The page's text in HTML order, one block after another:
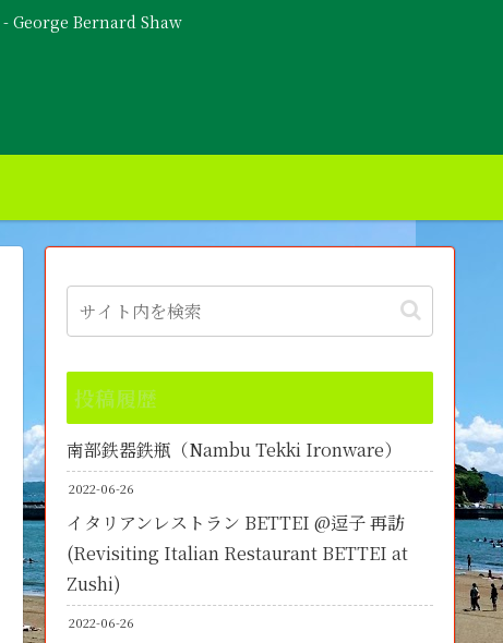
George Bernard Shaw
投稿履歴
南部鉄器鉄瓶（Nambu Tekki Ironware）
2022-06-26
イタリアンレストラン BETTEI @逗子 再訪
(Revisiting Italian Restaurant BETTEI at
Zushi)
2022-06-26